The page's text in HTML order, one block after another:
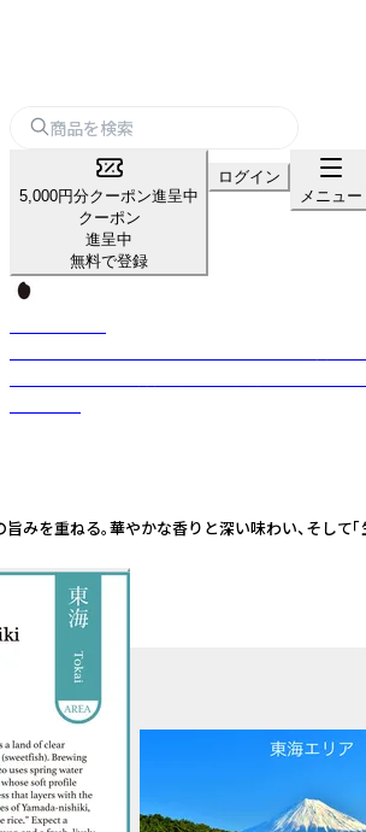
5,000円分クーポン進呈中
クーポン
進呈中
無料で登録
ログイン
メニュー
重ねる。華やかな香りと深い味わい、